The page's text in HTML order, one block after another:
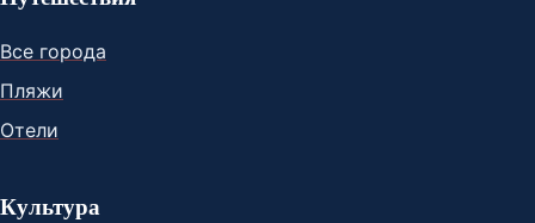
Все города
Пляжи
Отели
Культура